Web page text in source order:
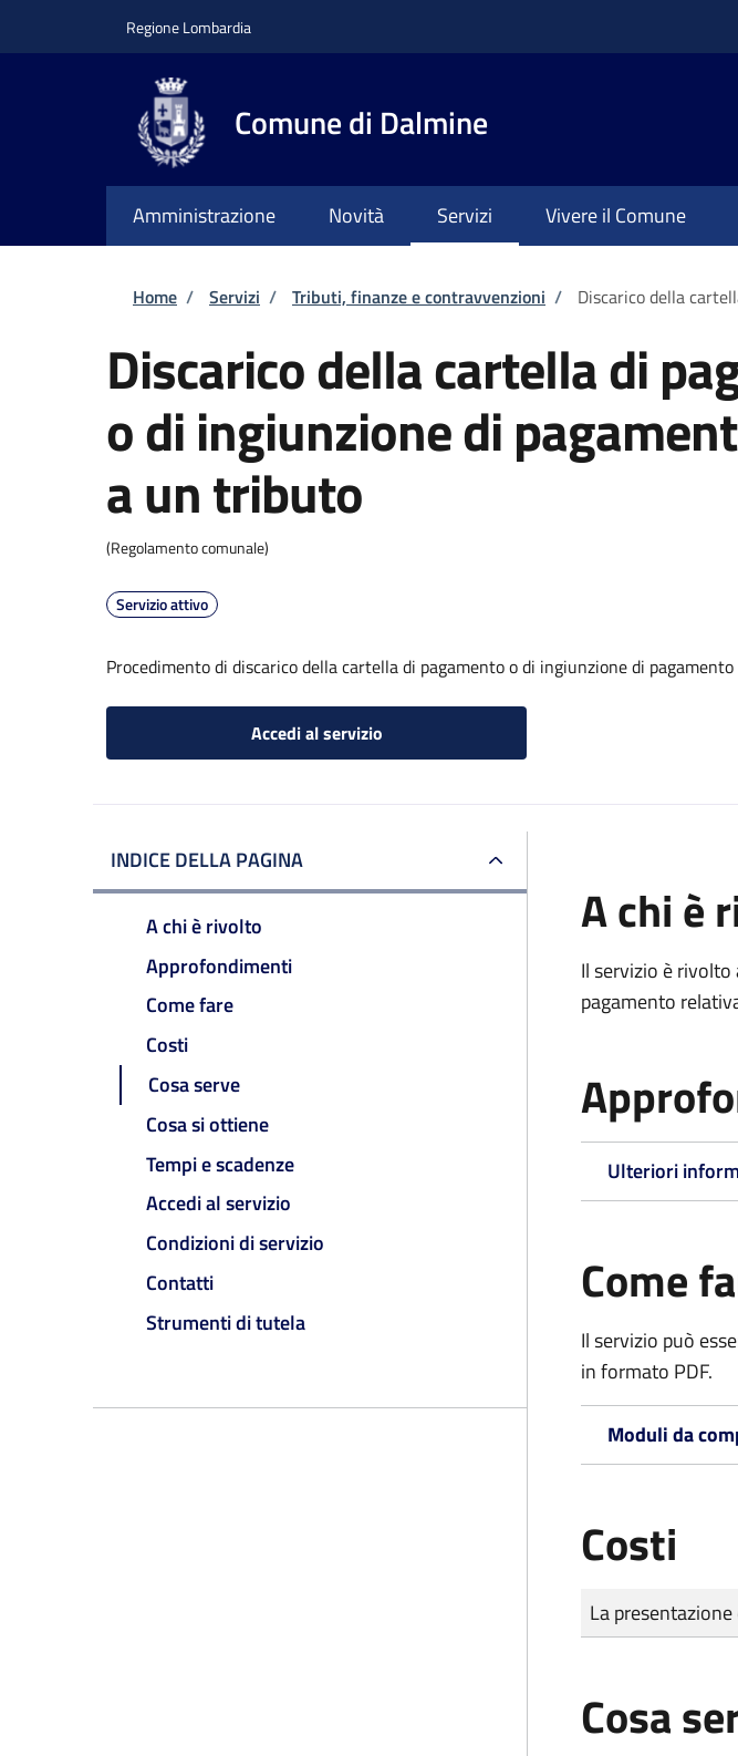
Regione Lombardia
Comune di Dalmine
Amministrazione Novità Servizi Vivere il Comune
Briciole di pane
Home / Servizi / Tributi, finanze e contravvenzioni / Discarico della
Discarico della cartella di
o di ingiunzione di
a un tributo
(Regolamento comunale)
Servizio attivo
Procedimento di discarico della cartella di pagamento o di ingiunzione di
Accedi al servizio
INDICE DELLA PAGINA
A chi è rivolto
Approfondimenti
Come fare
Costi
Cosa serve
Cosa si ottiene
Tempi e scadenze
Accedi al servizio
Condizioni di servizio
Contatti
Strumenti di tutela
A chi è
Il servizio è
pagamento
Ulteriori
Come
Il servizio può
in formato PDF.
Moduli da
Costi
Tipo di
Importo
La
Cosa